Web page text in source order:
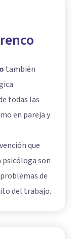
también
todas las
en pareja y
que
son
de
del trabajo.